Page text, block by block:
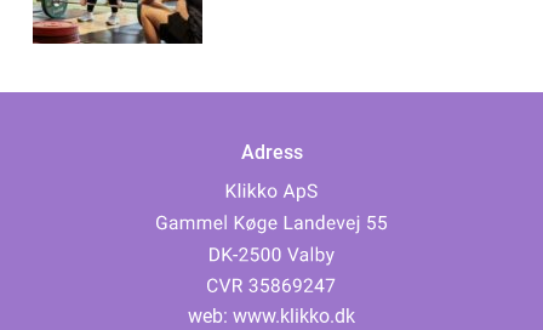
Adress
web: www.klikko.dk